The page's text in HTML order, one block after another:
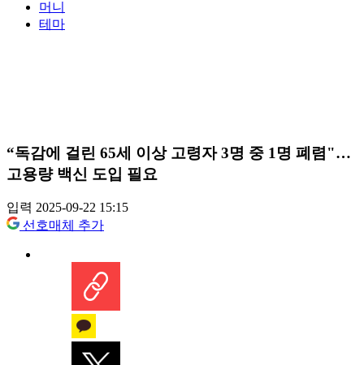
머니
테마
“독감에 걸린 65세 이상 고령자 3명 중 1명 폐렴"…
고용량 백신 도입 필요
입력 2025-09-22 15:15
선호매체 추가